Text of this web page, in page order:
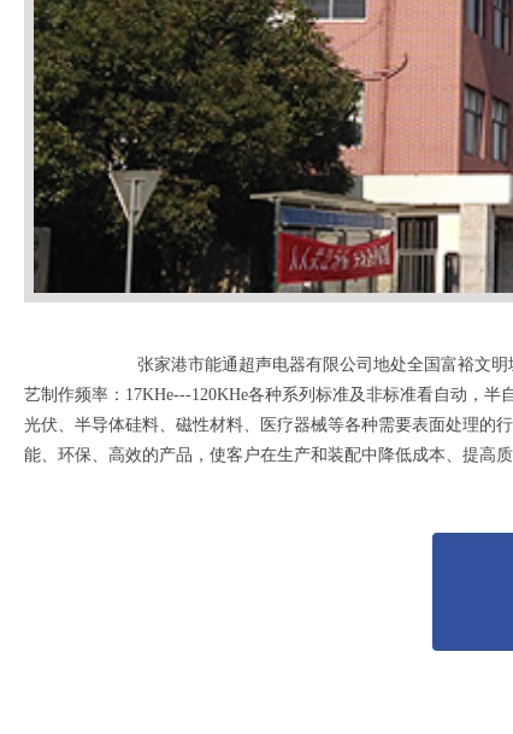
张家港市能通超声电器有限公司地处全国富裕文
艺制作频率：17KHe---120KHe各种系列标准及非标准看自动，
光伏、半导体硅料、磁性材料、医疗器械等各种需要表面处理的
能、环保、高效的产品，使客户在生产和装配中降低成本、提高